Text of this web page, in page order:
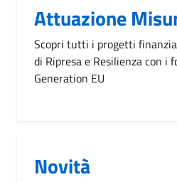
Attuazione
Scopri tutti i progetti
di Ripresa e Resilienza con i
Generation EU
Novità